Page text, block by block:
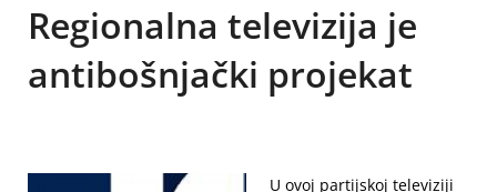
Regionalna televizija je
antibošnjački projekat
U ovoj partijskoj televiziji